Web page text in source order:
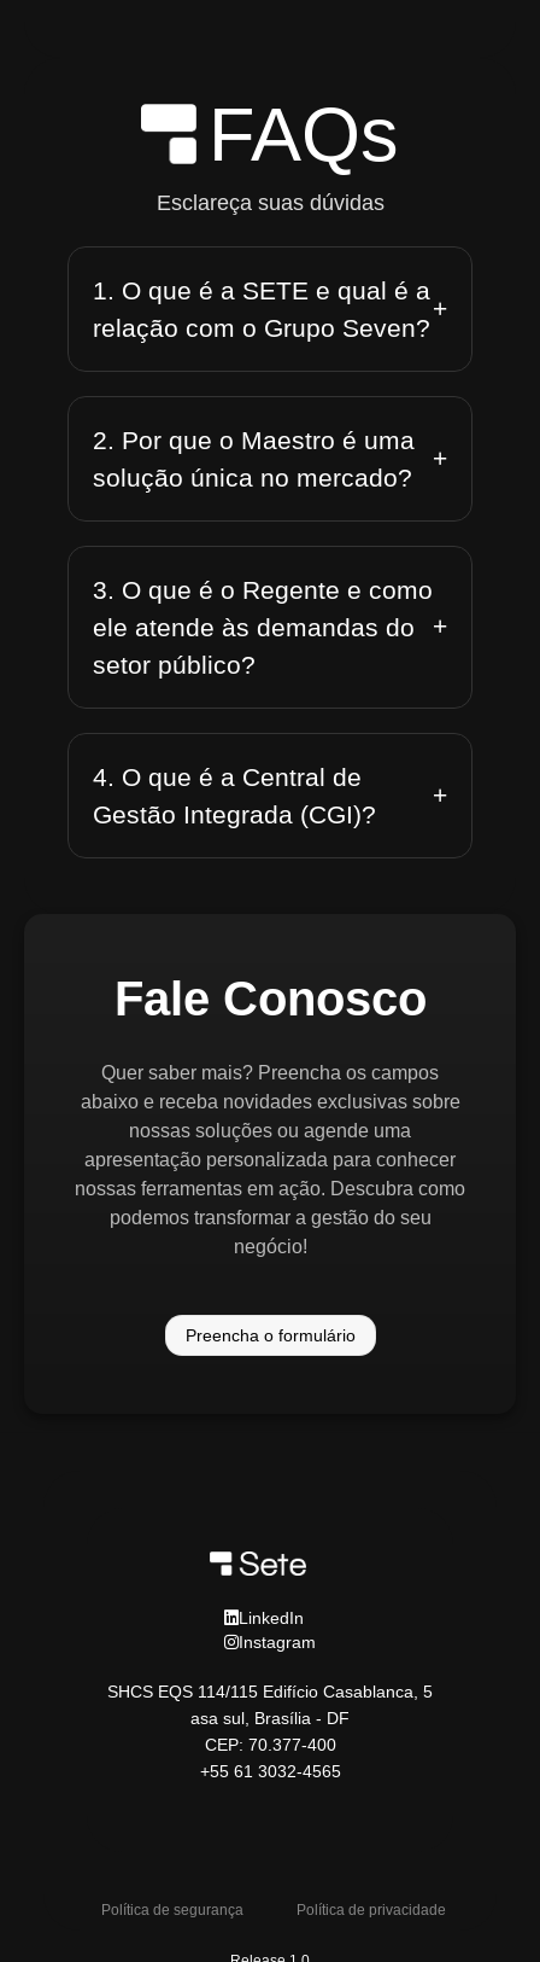
FAQs
Esclareça suas dúvidas
1. O que é a SETE e qual é a
relação com o Grupo Seven?
+
2. Por que o Maestro é uma
solução única no mercado?
+
3. O que é o Regente e como
ele atende às demandas do
setor público?
+
4. O que é a Central de
Gestão Integrada (CGI)?
+
Fale Conosco
Quer saber mais? Preencha os campos
abaixo e receba novidades exclusivas sobre
nossas soluções ou agende uma
apresentação personalizada para conhecer
nossas ferramentas em ação. Descubra como
podemos transformar a gestão do seu
negócio!
Preencha o formulário
LinkedIn
Instagram
SHCS EQS 114/115 Edifício Casablanca, 5
asa sul, Brasília - DF
CEP: 70.377-400
+55 61 3032-4565
Política de segurança Política de privacidade